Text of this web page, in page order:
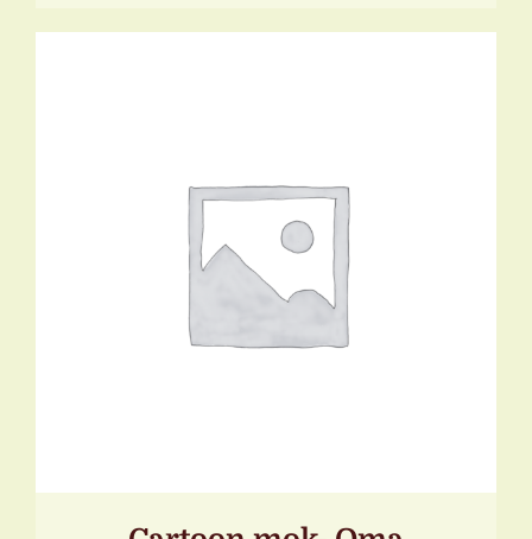
TOEVOEGEN AAN WINKELWAGEN
DETAILS